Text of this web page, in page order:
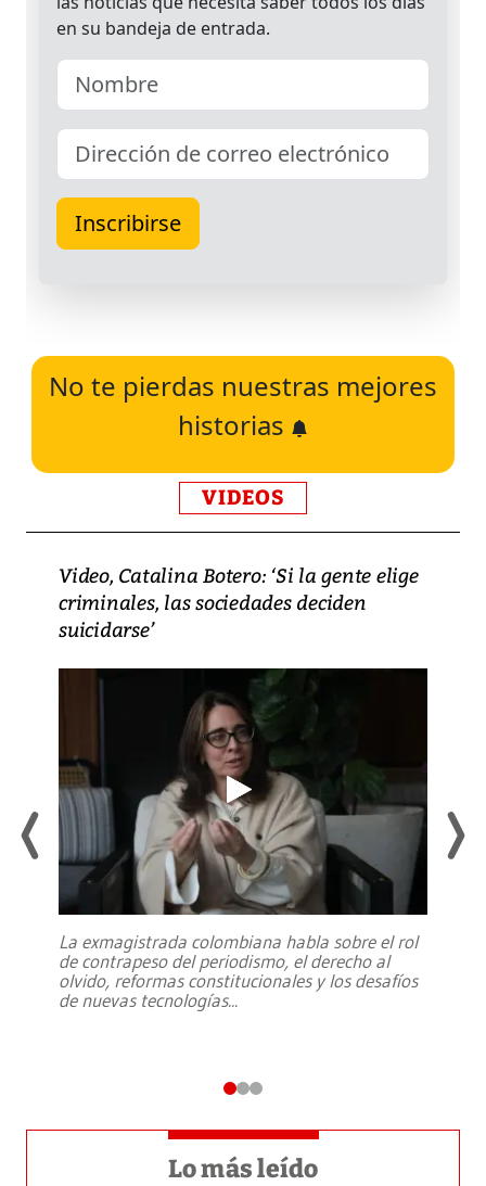
No te pierdas nuestras mejores
historias
VIDEOS
Video, Catalina Botero: ‘Si la gente elige
criminales, las sociedades deciden
suicidarse’
La exmagistrada colombiana habla sobre el rol
de contrapeso del periodismo, el derecho al
olvido, reformas constitucionales y los desafíos
de nuevas tecnologías...
Lo más leído